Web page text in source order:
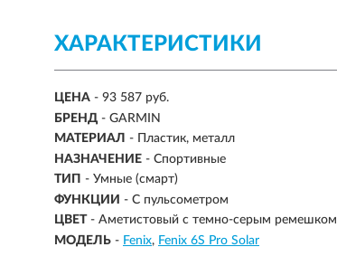
ХАРАКТЕРИСТИКИ
ЦЕНА - 93 587 руб.
БРЕНД - GARMIN
МАТЕРИАЛ -
Пластик, металл
НАЗНАЧЕНИЕ - Спортивные
ТИП - Умные (смарт)
ФУНКЦИИ - С пульсометром
ЦВЕТ - Аметистовый с темно-серым ремешком
МОДЕЛЬ - Fenix Fenix 6S Pro Solar